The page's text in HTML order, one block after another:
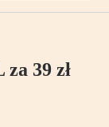
39 zł